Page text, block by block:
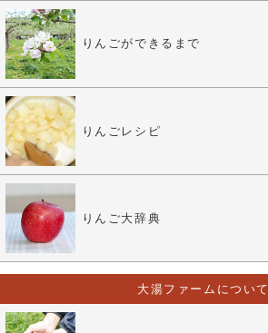
りんごができるまで
りんごレシピ
りんご大辞典
大湯ファームについて